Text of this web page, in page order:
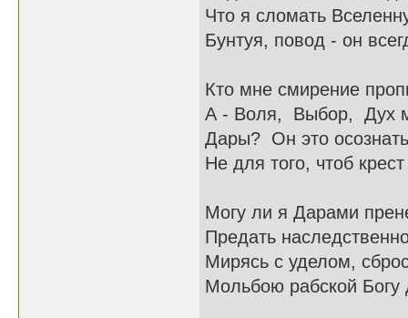
Что я сломать
Бунтуя, повод - он
Кто мне смирение
А - Воля, Выбор, Дух
Дары? Он это
Не для того, чтоб
Могу ли я Дарами
Предать
Мирясь с уделом,
Мольбою рабской Богу